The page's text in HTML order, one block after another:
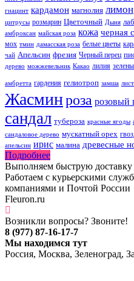
гиацинт кардамон магнолия лимон
цитрусы розмарин Цветочный Дыня
амброксан майская роза кожа черная
мох тмин дамасская роза белые цветы
чай Апельсин фрезия Черный перец
дерево можжевельник Какао лилия
амбретта гардения гелиотроп замша
Жасминроза розовый
сандал тубероза красные ягоды
сандаловое дерево мускатный орех
апельсин ирис малина древесные
Подробнее
Выполняем быструю доставку
Работаем с курьерскими
компаниями и Почтой России
Fleuron.ru
Возникли вопросы? Звоните!
8 (977) 87-16-17-7
Мы находимся тут
Россия, Москва, Зеленоград,